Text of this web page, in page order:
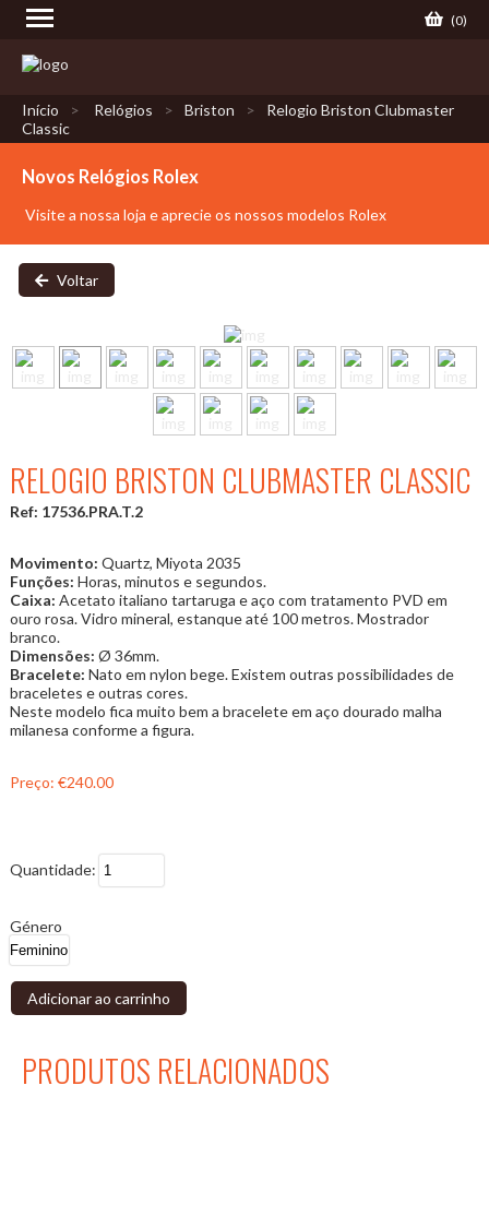
(0)
Início Relógios Briston
Relogio Briston Clubmaster
Classic
Novos Relógios Rolex
Visite a nossa loja e aprecie os nossos modelos Rolex
Voltar
RELOGIO BRISTON CLUBMASTER CLASSIC
Ref: 17536.PRA.T.2
Movimento: Quartz, Miyota 2035
Funções: Horas, minutos e segundos.
Caixa: Acetato italiano tartaruga e aço com tratamento PVD em
ouro rosa. Vidro mineral, estanque até 100 metros. Mostrador
branco.
Dimensões: Ø 36mm.
Bracelete: Nato em nylon bege. Existem outras possibilidades de
braceletes e outras cores.
Neste modelo fica muito bem a bracelete em aço dourado malha
milanesa conforme a figura.
Preço: €240.00
Quantidade:
Género
Adicionar ao carrinho
PRODUTOS RELACIONADOS